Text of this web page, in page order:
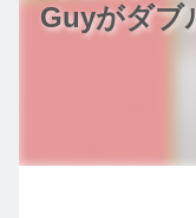
Guyがダブ